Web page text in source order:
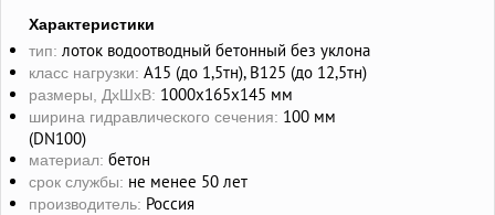
Характеристики
тип: лоток водоотводный бетонный без уклона
класс нагрузки: А15 (до 1,5тн), В125 (до 12,5тн)
размеры, ДхШхВ: 1000х165x145 мм
ширина гидравлического сечения: 100 мм
(DN100)
материал: бетон
срок службы: не менее 50 лет
производитель: Россия